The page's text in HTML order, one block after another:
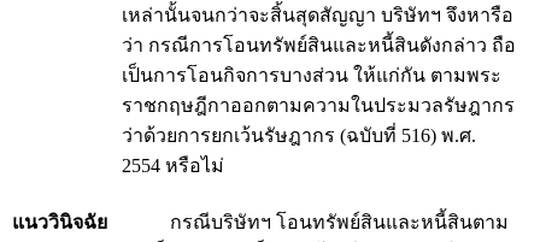
เหล่านั้นจนกว่าจะสิ้นสุดสัญญา บริษัทฯ จึงหารือ
ว่า กรณีการโอนทรัพย์สินและหนี้สินดังกล่าว ถือ
เป็นการโอนกิจการบางส่วน ให้แก่กัน ตามพระ
ราชกฤษฎีกาออกตามความในประมวลรัษฎากร
ว่าด้วยการยกเว้นรัษฎากร (ฉบับที่ 516) พ.ศ.
2554 หรือไม่
แนววินิจฉัย
กรณีบริษัทฯ โอนทรัพย์สินและหนี้สินตาม